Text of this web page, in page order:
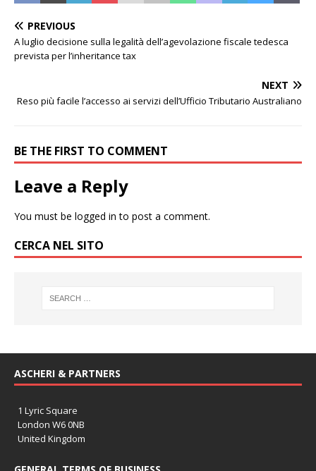
PREVIOUS
A luglio decisione sulla legalità dell’agevolazione fiscale tedesca
prevista per l’inheritance tax
NEXT
Reso più facile l’accesso ai servizi dell’Ufficio Tributario Australiano
BE THE FIRST TO COMMENT
Leave a Reply
You must be logged in to post a comment.
CERCA NEL SITO
ASCHERI & PARTNERS
1 Lyric Square
London W6 0NB
United Kingdom